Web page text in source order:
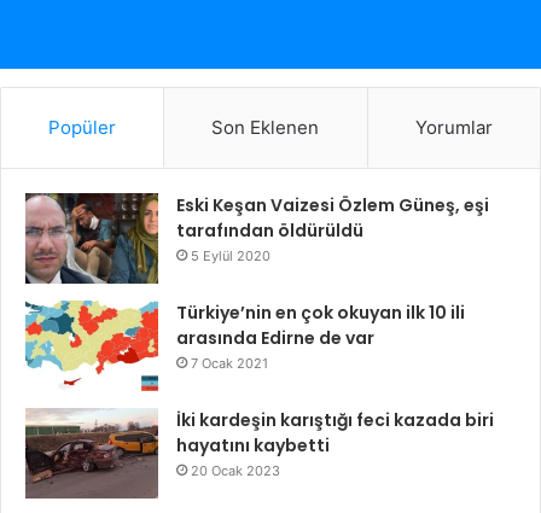
Popüler Son Eklenen Yorumlar
Eski Keşan Vaizesi Özlem Güneş, eşi
tarafından öldürüldü
5 Eylül 2020
Türkiye’nin en çok okuyan ilk 10 ili
arasında Edirne de var
7 Ocak 2021
İki kardeşin karıştığı feci kazada biri
hayatını kaybetti
20 Ocak 2023